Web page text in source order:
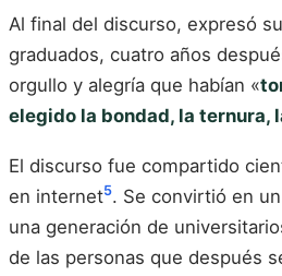
Al final del discurso, expresó
graduados, cuatro años
orgullo y alegría que habían «
elegido la bondad, la ternura,
El discurso fue compartido
en internet5. Se convirtió en
una generación de
de las personas que después